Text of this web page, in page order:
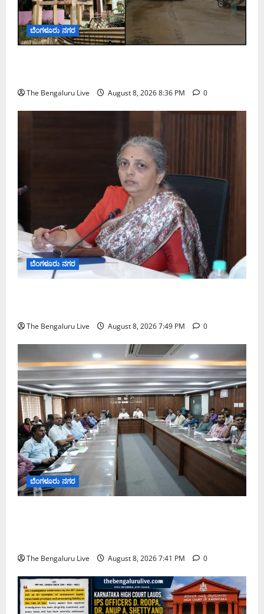
ಬೆಂಗಳೂರು ನಗರ
The Bengaluru Live August 8, 2026 8:36 PM 0
ಬೆಂಗಳೂರು ನಗರ
The Bengaluru Live August 8, 2026 7:49 PM 0
ಬೆಂಗಳೂರು ನಗರ
The Bengaluru Live August 8, 2026 7:41 PM 0